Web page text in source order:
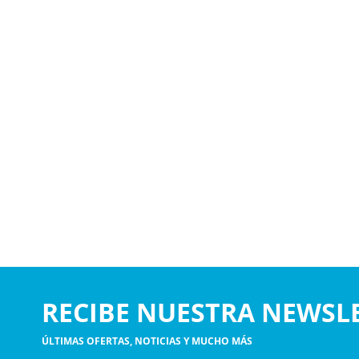
RECIBE NUESTRA
ÚLTIMAS OFERTAS, NOTICIAS Y MUCHO MÁS